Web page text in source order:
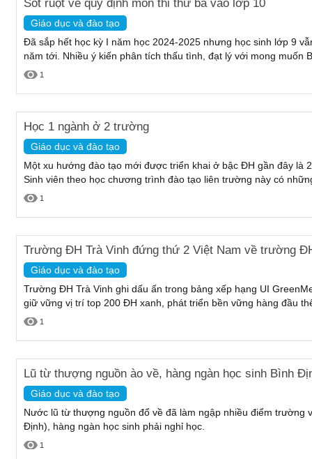
Sốt ruột về quy định môn thi thứ ba vào lớp 10
Giáo dục và đào tạo
Đã sắp hết học kỳ I năm học 2024-2025 nhưng học sinh lớp 9
năm tới. Nhiều ý kiến phân tích thấu tình, đạt lý với mong muốn
1
Học 1 ngành ở 2 trường
Giáo dục và đào tạo
Một xu hướng đào tạo mới được triển khai ở bậc ĐH gần đây là
Sinh viên theo học chương trình đào tạo liên trường này có
1
Trường ĐH Trà Vinh đứng thứ 2 Việt Nam về trường
Giáo dục và đào tạo
Trường ĐH Trà Vinh ghi dấu ấn trong bảng xếp hạng UI
giữ vững vị trí top 200 ĐH xanh, phát triển bền vững hàng đầu
1
Lũ từ thượng nguồn ào về, hàng ngàn học sinh Bình
Giáo dục và đào tạo
Nước lũ từ thượng nguồn đổ về đã làm ngập nhiều điểm trường
Định), hàng ngàn học sinh phải nghỉ học.
1